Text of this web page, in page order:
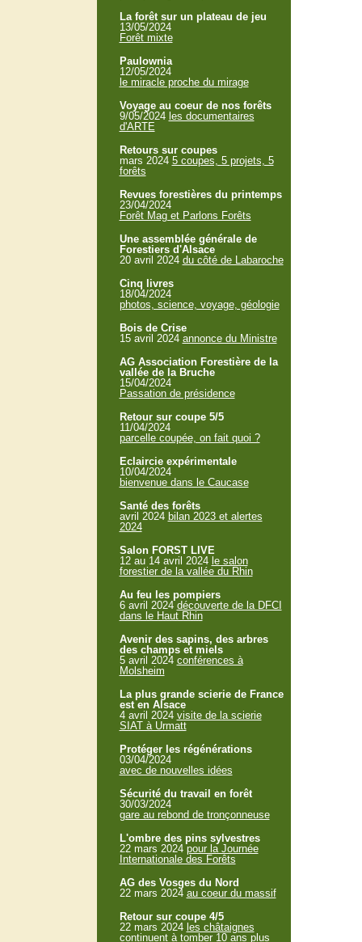
La forêt sur un plateau de jeu
13/05/2024
Forêt mixte
Paulownia
12/05/2024
le miracle proche du mirage
Voyage au coeur de nos forêts
9/05/2024 les documentaires
d'ARTE
Retours sur coupes
mars 2024 5 coupes, 5 projets, 5
forêts
Revues forestières du printemps
23/04/2024
Forêt Mag et Parlons Forêts
Une assemblée générale de
Forestiers d'Alsace
20 avril 2024 du côté de Labaroche
Cinq livres
18/04/2024
photos, science, voyage, géologie
Bois de Crise
15 avril 2024 annonce du Ministre
AG Association Forestière de la
vallée de la Bruche
15/04/2024
Passation de présidence
Retour sur coupe 5/5
11/04/2024
parcelle coupée, on fait quoi ?
Eclaircie expérimentale
10/04/2024
bienvenue dans le Caucase
Santé des forêts
avril 2024 bilan 2023 et alertes
2024
Salon FORST LIVE
12 au 14 avril 2024 le salon
forestier de la vallée du Rhin
Au feu les pompiers
6 avril 2024 découverte de la DFCI
dans le Haut Rhin
Avenir des sapins, des arbres
des champs et miels
5 avril 2024 conférences à
Molsheim
La plus grande scierie de France
est en Alsace
4 avril 2024 visite de la scierie
SIAT à Urmatt
Protéger les régénérations
03/04/2024
avec de nouvelles idées
Sécurité du travail en forêt
30/03/2024
gare au rebond de tronçonneuse
L'ombre des pins sylvestres
22 mars 2024 pour la Journée
Internationale des Forêts
AG des Vosges du Nord
22 mars 2024 au coeur du massif
Retour sur coupe 4/5
22 mars 2024 les châtaignes
continuent à tomber 10 ans plus